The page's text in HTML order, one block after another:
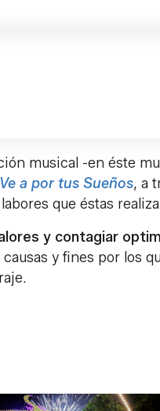
musical -en éste
Ve a por tus Sueños, a
que éstas
y contagiar
y fines por los